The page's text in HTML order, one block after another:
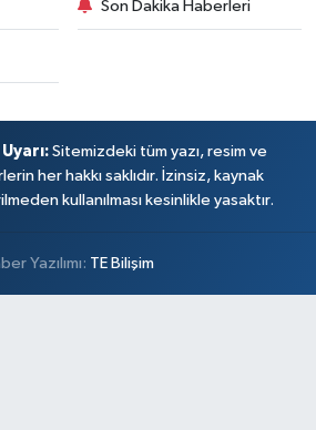
Son Dakika Haberleri
Sitemizdeki tüm yazı, resim ve
her hakkı saklıdır. İzinsiz, kaynak
kullanılması kesinlikle yasaktır.
Yazılımı: TE Bilişim